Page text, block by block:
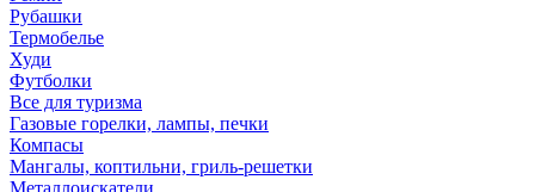
Рубашки
Термобелье
Худи
Футболки
Все для туризма
Газовые горелки, лампы, печки
Компасы
Мангалы, коптильни, гриль-решетки
Металлоискатели